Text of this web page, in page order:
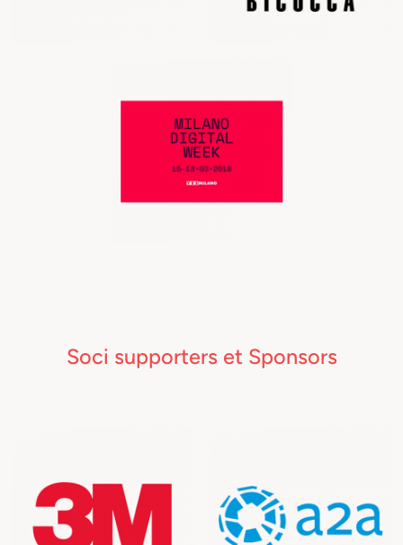
Soci supporters et Sponsors